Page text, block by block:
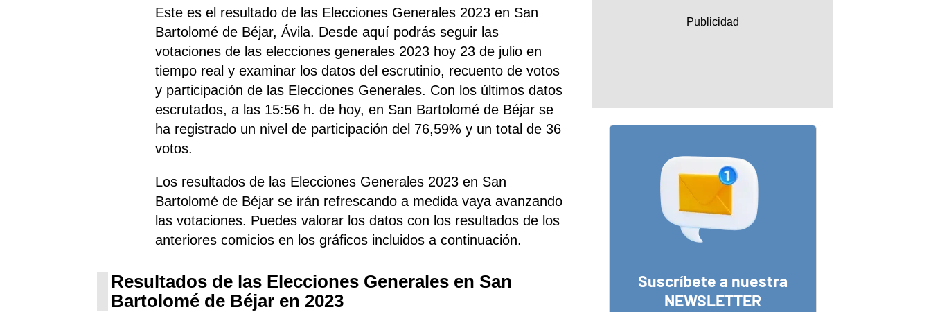
Este es el resultado de las Elecciones Generales 2023 en San
Bartolomé de Béjar, Ávila. Desde aquí podrás seguir las
votaciones de las elecciones generales 2023 hoy 23 de julio en
tiempo real y examinar los datos del escrutinio, recuento de votos
y participación de las Elecciones Generales. Con los últimos datos
escrutados, a las 15:56 h. de hoy, en San Bartolomé de Béjar se
ha registrado un nivel de participación del 76,59% y un total de 36
votos.
Los resultados de las Elecciones Generales 2023 en San
Bartolomé de Béjar se irán refrescando a medida vaya avanzando
las votaciones. Puedes valorar los datos con los resultados de los
anteriores comicios en los gráficos incluidos a continuación.
Resultados de las Elecciones Generales en San
Bartolomé de Béjar en 2023
Suscríbete a nuestra
NEWSLETTER